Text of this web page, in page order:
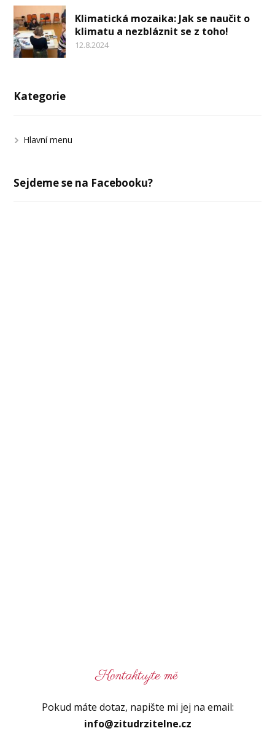
Klimatická mozaika: Jak se naučit o
klimatu a nezbláznit se z toho!
12.8.2024
Kategorie
Hlavní menu
Sejdeme se na Facebooku?
Kontaktujte mě
Pokud máte dotaz, napište mi jej na email:
info@zitudrzitelne.cz